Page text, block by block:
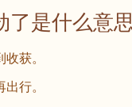
是什么意
获。
行。